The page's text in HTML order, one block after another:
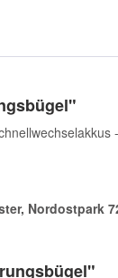
Nordostpark